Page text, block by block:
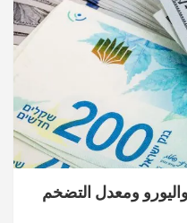
ومعدل التضخم